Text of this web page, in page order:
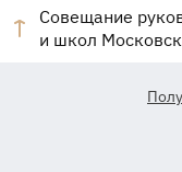
Совещание
и школ